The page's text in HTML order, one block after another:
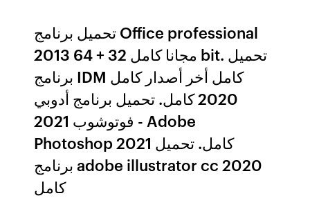
تحميل برنامج Office professional
2013 مجانا كامل 32 + 64 bit. تحميل
برنامج IDM كامل أخر أصدار كامل
2020 كامل. تحميل برنامج أدوبي
فوتوشوب 2021 - Adobe
Photoshop 2021 كامل. تحميل
برنامج adobe illustrator cc 2020
كامل